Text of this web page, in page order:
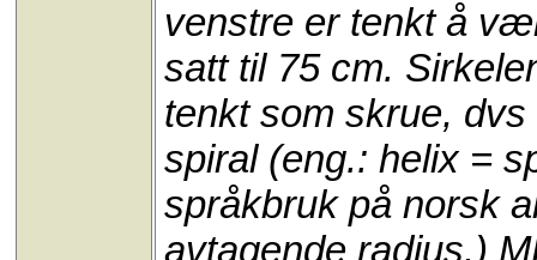
venstre er tenkt å
satt til 75 cm.
tenkt som skrue,
spiral (eng.: helix =
språkbruk på norsk
avtagende radius.)